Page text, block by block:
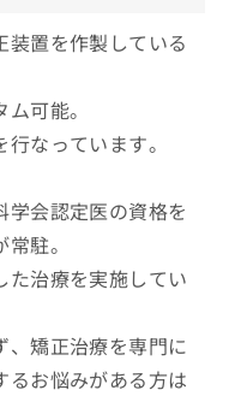
装置を作製している
可能。
なっています。
学会認定医の資格を
駐。
た治療を実施してい
、矯正治療を専門に
るお悩みがある方は